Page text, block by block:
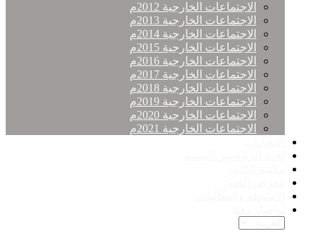
الاجتماعات الخارجية 2012م
الاجتماعات الخارجية 2013م
الاجتماعات الخارجية 2014م
الاجتماعات الخارجية 2015م
الاجتماعات الخارجية 2016م
الاجتماعات الخارجية 2017م
الاجتماعات الخارجية 2018م
الاجتماعات الخارجية 2019م
الاجتماعات الخارجية 2020م
الاجتماعات الخارجية 2021م